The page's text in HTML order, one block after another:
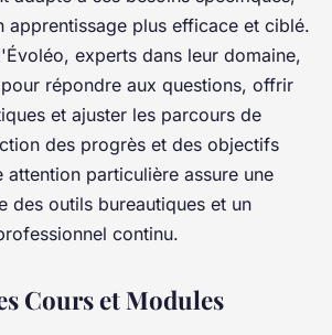
apprentissage plus efficace et ciblé.
experts dans leur domaine,
répondre aux questions, offrir
et ajuster les parcours de
des progrès et des objectifs
attention particulière assure une
des outils bureautiques et un
continu.
Cours et Modules